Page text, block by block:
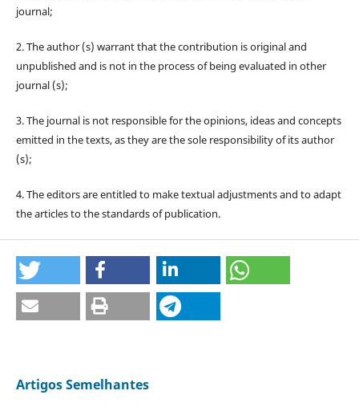
journal;
2. The author (s) warrant that the contribution is original and
unpublished and is not in the process of being evaluated in other
journal (s);
3. The journal is not responsible for the opinions, ideas and concepts
emitted in the texts, as they are the sole responsibility of its author
(s);
4. The editors are entitled to make textual adjustments and to adapt
the articles to the standards of publication.
Artigos Semelhantes